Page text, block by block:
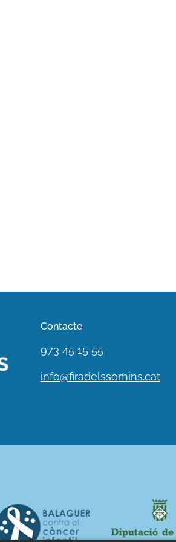
Contacte
973 45 15 55
info@firadelssomins.cat